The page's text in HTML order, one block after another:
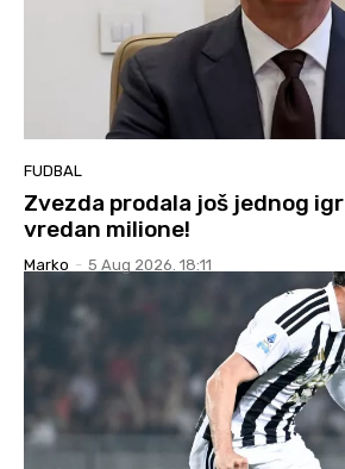
FUDBAL
Zvezda prodala još jednog
vredan milione!
Marko - 5 Aug 2026. 18:11